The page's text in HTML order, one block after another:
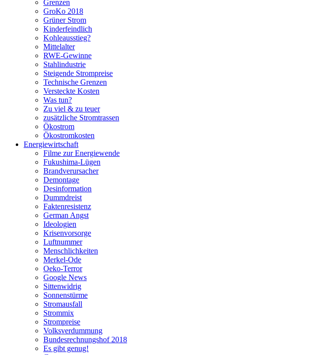
Grenzen
GroKo 2018
Grüner Strom
Kinderfeindlich
Kohleausstieg?
Mittelalter
RWE-Gewinne
Stahlindustrie
Steigende Strompreise
Technische Grenzen
Versteckte Kosten
Was tun?
Zu viel & zu teuer
zusätzliche Stromtrassen
Ökostrom
Ökostromkosten
Energiewirtschaft
Filme zur Energiewende
Fukushima-Lügen
Brandverursacher
Demontage
Desinformation
Dummdreist
Faktenresistenz
German Angst
Ideologien
Krisenvorsorge
Luftnummer
Menschlichkeiten
Merkel-Ode
Oeko-Terror
Google News
Sittenwidrig
Sonnenstürme
Stromausfall
Strommix
Strompreise
Volksverdummung
Bundesrechnungshof 2018
Es gibt genug!